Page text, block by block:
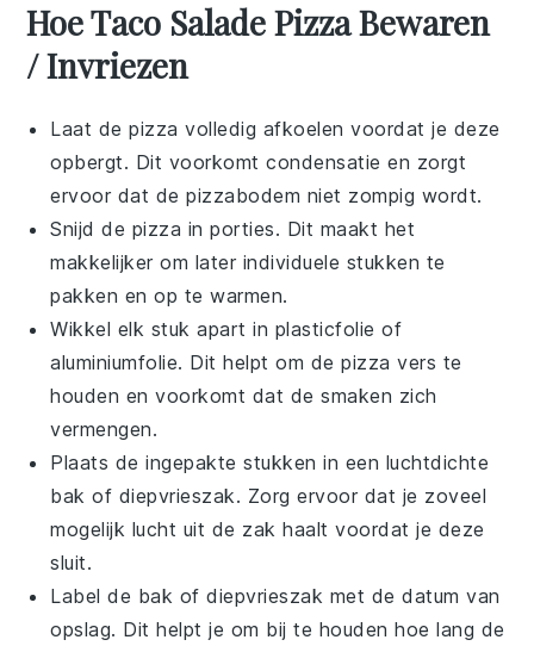
Hoe Taco Salade Pizza Bewaren
/ Invriezen
Laat depizza volledig afkoelen voordat je deze
opbergt. Dit voorkomt condensatie en zorgt
ervoor dat depizzabodem niet zompig wordt.
Snijd de pizza in porties. Dit maakt het
makkelijker om later individuele stukken te
pakken en op te warmen.
Wikkel elk stuk apart in plasticfolie of
aluminiumfolie. Dit helpt om depizza vers te
houden en voorkomt dat de smaken zich
vermengen.
Plaats de ingepakte stukken in een luchtdichte
bak of diepvrieszak. Zorg ervoor dat je zoveel
mogelijk lucht uit de zak haalt voordat je deze
sluit.
Label de bak ofdiepvrieszak met de datum van
opslag. Dit helpt je om bij te houden hoe lang de